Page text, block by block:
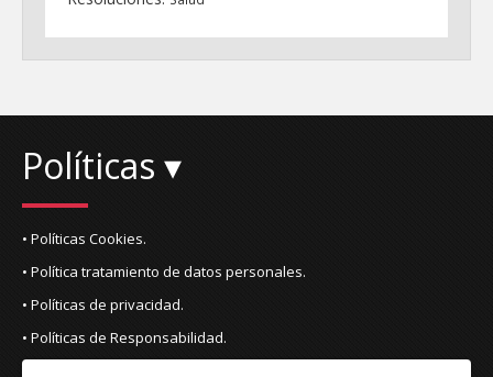
Políticas ▾
• Políticas Cookies.
• Política tratamiento de datos personales.
• Políticas de privacidad.
• Políticas de Responsabilidad.